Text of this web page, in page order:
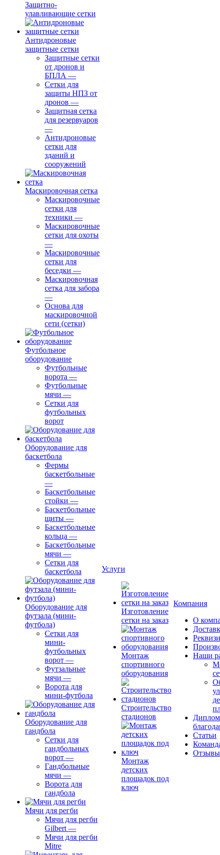
Защитно-
улавливающие сетки
Антидроновые
защитные сетки
Защитные сетки
от дронов и
БПЛА —
Сетки для
защиты НПЗ от
дронов —
Защитная сетка
для резервуаров
—
Антидроновые
сетки для
зданий и
сооружений
Маскировочная сетка
Маскировочные
сетки для
техники —
Маскировочные
сетки для охоты
—
Маскировочные
сетки для
беседки —
Маскировочная
сетка для забора
—
Основа для
маскировочной
сети (сетки)
Футбольное
оборудование
Футбольные
ворота —
Футбольные
мячи —
Сетки для
футбольных
ворот
Оборудование для
баскетбола
Фермы
баскетбольные
—
Баскетбольные
стойки —
Баскетбольные
щиты —
Баскетбольные
кольца —
Баскетбольные
мячи —
Сетки для
баскетбола
Оборудование для
футзала (мини-
футбола)
Сетки для
мини-
футбольных
ворот —
Футзальные
мячи —
Ворота для
мини-футбола
Оборудование для
гандбола
Сетки для
гандбольных
ворот —
Гандбольные
мячи —
Ворота для
гандбола
Мячи для регби
Мячи для регби
Gilbert —
Мячи для регби
Mitre
Услуги
Изготовление
сетки на заказ
Монтаж
спортивного
оборудования
Строительство
стадионов
Монтаж
детских
площадок под
ключ
Компания
О
Наши
Статьи
Отзывы